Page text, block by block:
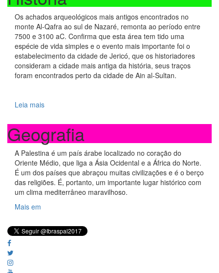
Os achados arqueológicos mais antigos encontrados no
monte Al-Qafra ao sul de Nazaré, remonta ao período entre
7500 e 3100 aC. Confirma que esta área tem tido uma
espécie de vida simples e o evento mais importante foi o
estabelecimento da cidade de Jericó, que os historiadores
consideram a cidade mais antiga da história, seus traços
foram encontrados perto da cidade de Ain al-Sultan.
Leia mais
Geografia
A Palestina é um país árabe localizado no coração do
Oriente Médio, que liga a Ásia Ocidental e a África do Norte.
É um dos países que abraçou muitas civilizações e é o berço
das religiões. É, portanto, um importante lugar histórico com
um clima mediterrâneo maravilhoso.
Mais em